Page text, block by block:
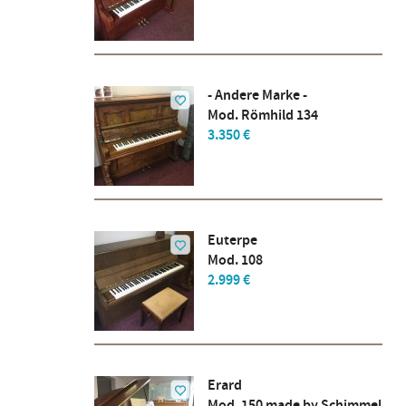
- Andere Marke -
Mod. Römhild 134
3.350 €
Euterpe
Mod. 108
2.999 €
Erard